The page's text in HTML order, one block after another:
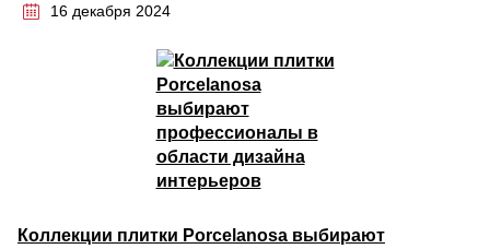
16 декабря 2024
Коллекции плитки Porcelanosa выбирают